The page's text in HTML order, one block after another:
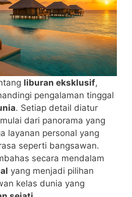
liburan eksklusif,
pengalaman tinggal
. Setiap detail diatur
dari panorama yang
layanan personal yang
seperti bangsawan.
secara mendalam
yang menjadi pilihan
kelas dunia yang